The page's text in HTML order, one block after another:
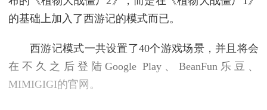
的基础上加入了西游记的模式而已。
西游记模式一共设置了40个游戏场景，并且将会
在不久之后登陆Google Play、BeanFun乐豆、
MIMIGIGI的官网。